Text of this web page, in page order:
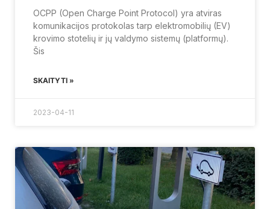
OCPP (Open Charge Point Protocol) yra atviras
komunikacijos protokolas tarp elektromobilių (EV)
krovimo stotelių ir jų valdymo sistemų (platformų).
Šis
SKAITYTI »
2023-04-11